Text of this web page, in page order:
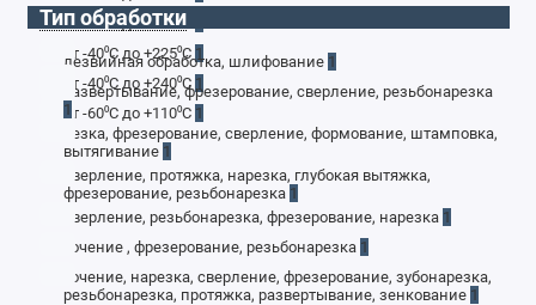
от -40⁰С до +180⁰С
от -40⁰С до +225⁰С 1
от -40⁰С до +240⁰С 1
от -60⁰С до +110⁰С 1
Тип обработки
лезвийная обработка, шлифование 1
развертывание, фрезерование, сверление, резьбонарезка
1
резка, фрезерование, сверление, формование, штамповка,
вытягивание 1
сверление, протяжка, нарезка, глубокая вытяжка,
фрезерование, резьбонарезка 1
сверление, резьбонарезка, фрезерование, нарезка 1
точение , фрезерование, резьбонарезка 1
точение, нарезка, сверление, фрезерование, зубонарезка,
резьбонарезка, протяжка, развертывание, зенкование 1